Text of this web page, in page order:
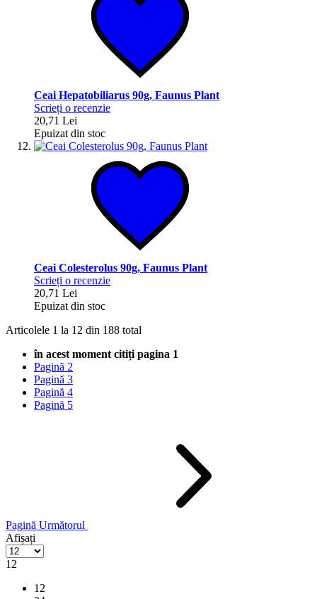
Ceai Hepatobiliarus 90g, Faunus Plant
Scrieți o recenzie
20,71 Lei
Epuizat din stoc
Ceai Colesterolus 90g, Faunus Plant
Scrieți o recenzie
20,71 Lei
Epuizat din stoc
Articolele 1 la 12 din 188 total
în acest moment citiți pagina 1
Pagină 2
Pagină 3
Pagină 4
Pagină 5
Pagină Următorul
Afișați
12
12